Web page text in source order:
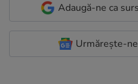
Adaugă-ne ca
Urmărește-